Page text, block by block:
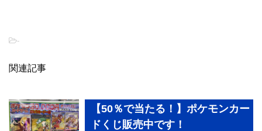
-
関連記事
【50％で当たる！】ポケモンカー
ドくじ販売中です！